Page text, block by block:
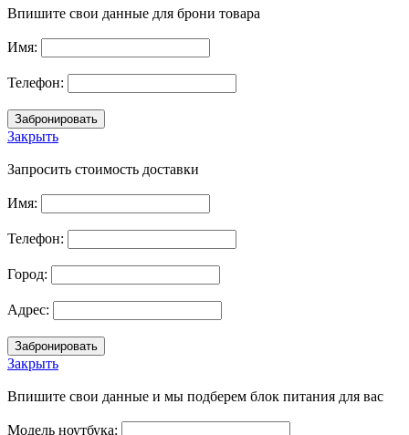
Впишите свои данные для брони товара
Имя:
Телефон:
Закрыть
Запросить стоимость доставки
Имя:
Телефон:
Город:
Адрес:
Закрыть
Впишите свои данные и мы подберем блок питания для вас
Модель ноутбука: